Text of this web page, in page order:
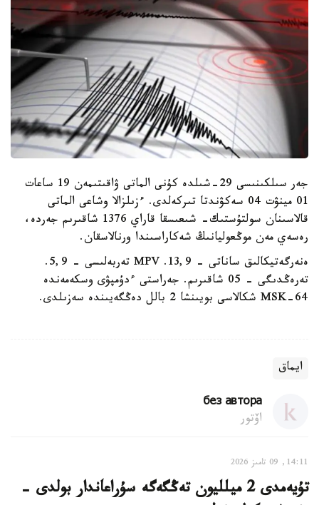
جەر سىلكىنىسى 29-شىلدە كۇنى الماتى ۋاقىتىمەن 19 ساعات
01 مينۋت 04 سەكۋندتا تىركەلدى. ءزىلزالا وشاعى الماتى
قالاسىنان سولتۇستىك- شىعىسقا قاراي 1376 شاقىرىم جەردە،
رەسەي مەن موڭعوليانىڭ شەكاراسىندا ورنالاسقان.
ەنەرگەتيكالىق ساناتى - 13,9. MPV تەربەلىسى - 5,9.
تەرەڭدىگى - 05 شاقىرىم. جەراستى ءدۇمپۋى وسكەمەندە
MSK-64 شكالاسى بويىنشا 2 بالل دەڭگەيىندە سەزىلدى.
ايماق
без автора
اۆتور
14:11, 09 تامىز 2026
تۇيەمدى 2 ميلليون تەڭگەگە سۇراعاندار بولدى -